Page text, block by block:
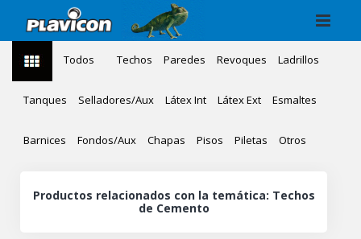
Todos Techos Paredes Revoques Ladrillos
Tanques Selladores/Aux Látex Int Látex Ext Esmaltes
Barnices Fondos/Aux Chapas Pisos Piletas Otros
Productos relacionados con la temática: Techos
de Cemento